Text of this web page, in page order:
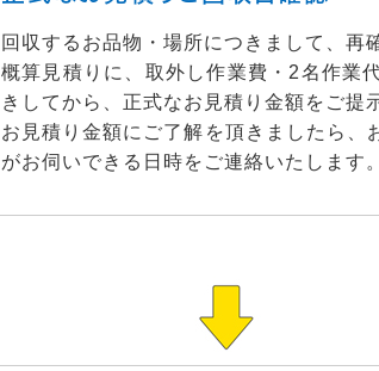
回収するお品物・場所につきまして、再
概算見積りに、取外し作業費・2名作業
きしてから、正式なお見積り金額をご提
お見積り金額にご了解を頂きましたら、
がお伺いできる日時をご連絡いたします。